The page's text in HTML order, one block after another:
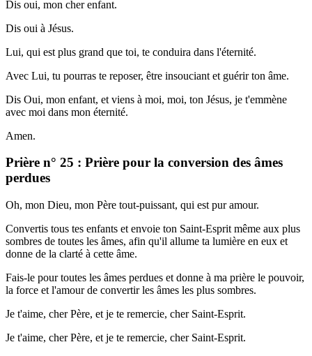
Dis oui, mon cher enfant.
Dis oui à Jésus.
Lui, qui est plus grand que toi, te conduira dans l'éternité.
Avec Lui, tu pourras te reposer, être insouciant et guérir ton âme.
Dis Oui, mon enfant, et viens à moi, moi, ton Jésus, je t'emmène
avec moi dans mon éternité.
Amen.
Prière n° 25 : Prière pour la conversion des âmes
perdues
Oh, mon Dieu, mon Père tout-puissant, qui est pur amour.
Convertis tous tes enfants et envoie ton Saint-Esprit même aux plus
sombres de toutes les âmes, afin qu'il allume ta lumière en eux et
donne de la clarté à cette âme.
Fais-le pour toutes les âmes perdues et donne à ma prière le pouvoir,
la force et l'amour de convertir les âmes les plus sombres.
Je t'aime, cher Père, et je te remercie, cher Saint-Esprit.
Je t'aime, cher Père, et je te remercie, cher Saint-Esprit.